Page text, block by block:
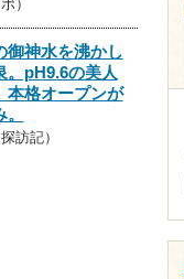
）
御神水を沸かし
。pH9.6の美人
本格オープンが
訪記）